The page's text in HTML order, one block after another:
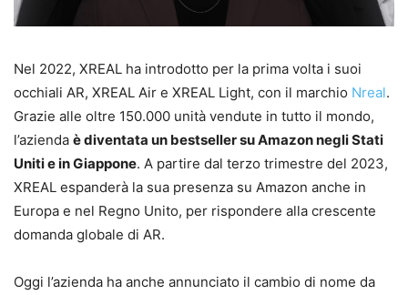
Nel 2022, XREAL ha introdotto per la prima volta i suoi
occhiali AR, XREAL Air e XREAL Light, con il marchio Nreal.
Grazie alle oltre 150.000 unità vendute in tutto il mondo,
l’azienda è diventata un bestseller su Amazon negli Stati
Uniti e in Giappone. A partire dal terzo trimestre del 2023,
XREAL espanderà la sua presenza su Amazon anche in
Europa e nel Regno Unito, per rispondere alla crescente
domanda globale di AR.
Oggi l’azienda ha anche annunciato il cambio di nome da